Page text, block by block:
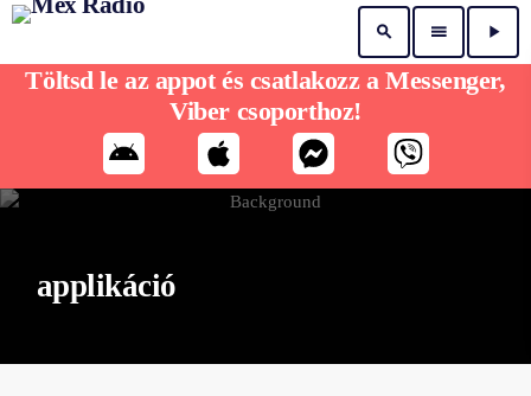
search menu play_arrow
applikáció
Töltsd le az appot és csatlakozz a Messenger,
Viber csoporthoz!